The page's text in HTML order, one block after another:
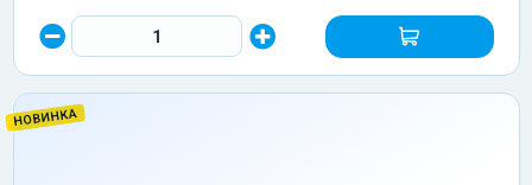
НОВИНКА